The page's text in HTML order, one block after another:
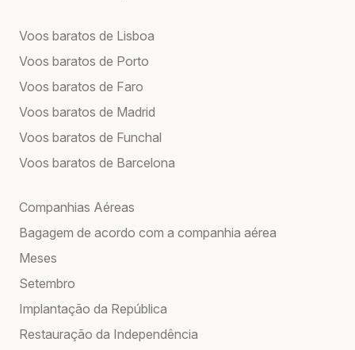
Voos baratos de Lisboa
Voos baratos de Porto
Voos baratos de Faro
Voos baratos de Madrid
Voos baratos de Funchal
Voos baratos de Barcelona
Companhias Aéreas
Bagagem de acordo com a companhia aérea
Meses
Setembro
Implantação da República
Restauração da Independência